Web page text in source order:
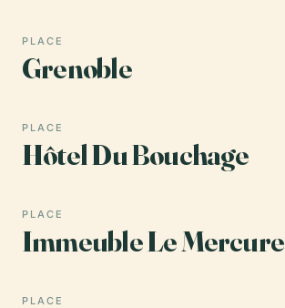
PLACE
Grenoble
PLACE
Hôtel Du Bouchage
PLACE
Immeuble Le Mercure
PLACE